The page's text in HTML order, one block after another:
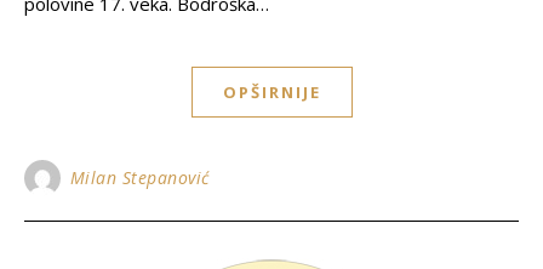
OPŠIRNIJE
Milan Stepanović